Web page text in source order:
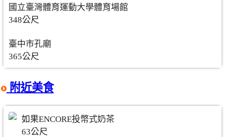
國立臺灣體育運動大學體育場館
348公尺
臺中市孔廟
365公尺
附近美食
如果ENCORE投幣式奶茶
63公尺